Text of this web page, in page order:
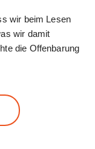
wir beim Lesen
wir damit
die Offenbarung